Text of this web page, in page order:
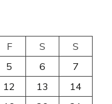
F S
S
5 6
7
12 13
14